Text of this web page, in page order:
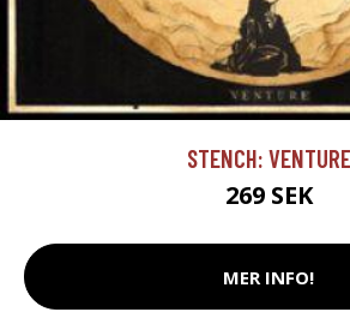
STENCH: VENTURE
269 SEK
MER INFO!